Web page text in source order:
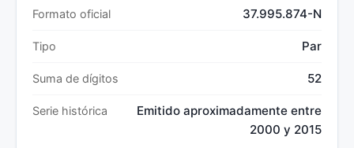
Formato oficial 37.995.874-N
Tipo Par
Suma de dígitos 52
Serie histórica
Emitido aproximadamente entre
2000 y 2015